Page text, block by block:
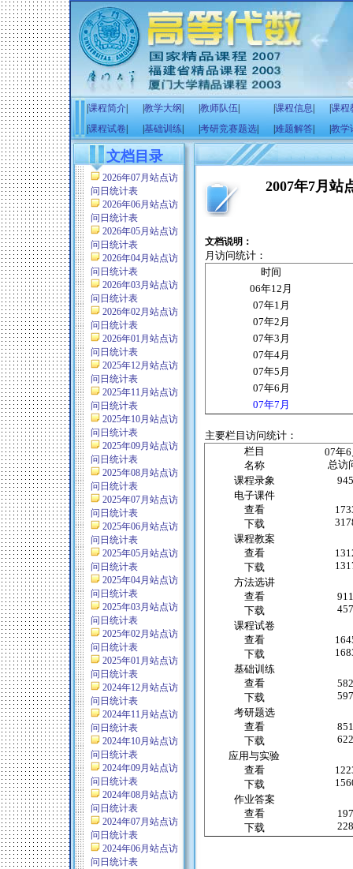
课程简介 教学大纲 教师队伍 课程信息
课程
课程试卷 基础训练 考研竞赛题选 难题解答 教学
文档目录
2026年07月站点访
问日统计表
2026年06月站点访
问日统计表
2026年05月站点访
问日统计表
2026年04月站点访
问日统计表
2026年03月站点访
问日统计表
2026年02月站点访
问日统计表
2026年01月站点访
问日统计表
2025年12月站点访
问日统计表
2025年11月站点访
问日统计表
2025年10月站点访
问日统计表
2025年09月站点访
问日统计表
2025年08月站点访
问日统计表
2025年07月站点访
问日统计表
2025年06月站点访
问日统计表
2025年05月站点访
问日统计表
2025年04月站点访
问日统计表
2025年03月站点访
问日统计表
2025年02月站点访
问日统计表
2025年01月站点访
问日统计表
2024年12月站点访
问日统计表
2024年11月站点访
问日统计表
2024年10月站点访
问日统计表
2024年09月站点访
问日统计表
2024年08月站点访
问日统计表
2024年07月站点访
问日统计表
2024年06月站点访
问日统计表
2007年7月站
文档说明：
月访问统计：
时间
06年12 月
07年1 月
07年2 月
07年3 月
07年4月
07年5 月
07年6 月
07年7 月
主要栏目访问统计：
栏目
名称
07年6
总访
课程录象
电子课件
查看
下载
课程教案
查看
下载
方法选讲
查看
下载
课程试卷
查看
下载
基础训练
查看
下载
考研题选
查看
下载
应用与实验
查看
下载
作业答案
查看
下载